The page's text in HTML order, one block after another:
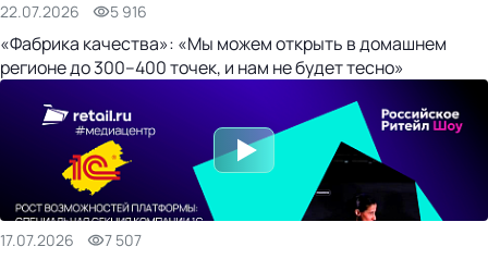
22.07.2026 5 916
«Фабрика качества»: «Мы можем открыть в домашнем
регионе до 300–400 точек, и нам не будет тесно»
17.07.2026 7 507